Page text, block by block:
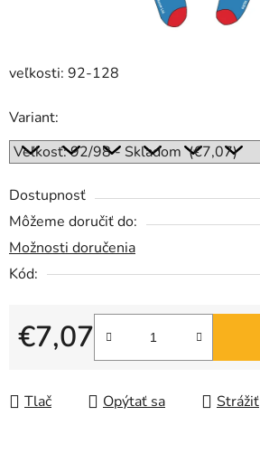
veľkosti: 92-128
Variant:
Dostupnosť
Môžeme doručiť do:
Možnosti doručenia
Kód:
€7,07
Jednotková cena:
Tlač Opýtať sa Strážiť